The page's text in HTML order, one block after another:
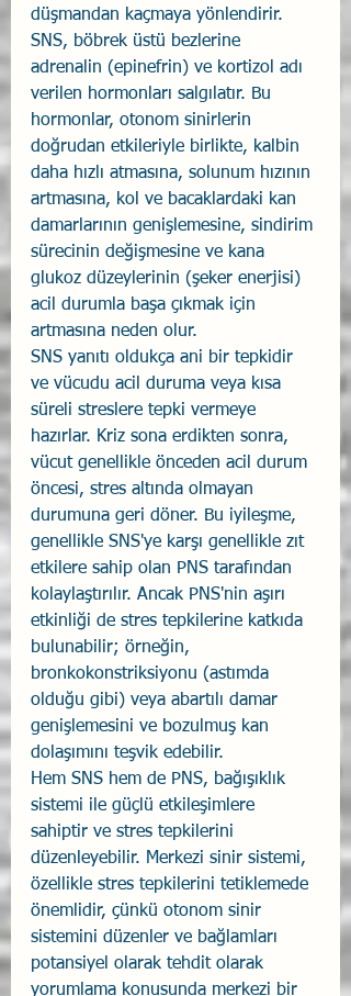
düşmandan kaçmaya yönlendirir.
SNS, böbrek üstü bezlerine
adrenalin (epinefrin) ve kortizol adı
verilen hormonları salgılatır. Bu
hormonlar, otonom sinirlerin
doğrudan etkileriyle birlikte, kalbin
daha hızlı atmasına, solunum hızının
artmasına, kol ve bacaklardaki kan
damarlarının genişlemesine, sindirim
sürecinin değişmesine ve kana
glukoz düzeylerinin (şeker enerjisi)
acil durumla başa çıkmak için
artmasına neden olur.
SNS yanıtı oldukça ani bir tepkidir
ve vücudu acil duruma veya kısa
süreli streslere tepki vermeye
hazırlar. Kriz sona erdikten sonra,
vücut genellikle önceden acil durum
öncesi, stres altında olmayan
durumuna geri döner. Bu iyileşme,
genellikle SNS'ye karşı genellikle zıt
etkilere sahip olan PNS tarafından
kolaylaştırılır. Ancak PNS'nin aşırı
etkinliği de stres tepkilerine katkıda
bulunabilir; örneğin,
bronkokonstriksiyonu (astımda
olduğu gibi) veya abartılı damar
genişlemesini ve bozulmuş kan
dolaşımını teşvik edebilir.
Hem SNS hem de PNS, bağışıklık
sistemi ile güçlü etkileşimlere
sahiptir ve stres tepkilerini
düzenleyebilir. Merkezi sinir sistemi,
özellikle stres tepkilerini tetiklemede
önemlidir, çünkü otonom sinir
sistemini düzenler ve bağlamları
potansiyel olarak tehdit olarak
yorumlama konusunda merkezi bir